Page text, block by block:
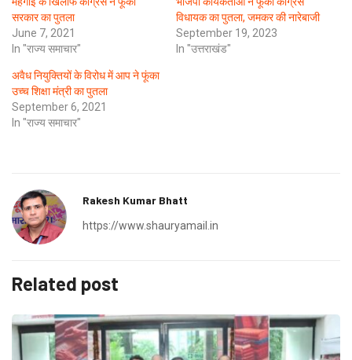
सरकार का पुतला
June 7, 2021
In "राज्य समाचार"
विधायक का पुतला, जमकर की नारेबाजी
September 19, 2023
In "उत्तराखंड"
अवैध नियुक्तियों के विरोध में आप ने फूंका
उच्च शिक्षा मंत्री का पुतला
September 6, 2021
In "राज्य समाचार"
Rakesh Kumar Bhatt
https://www.shauryamail.in
Related post